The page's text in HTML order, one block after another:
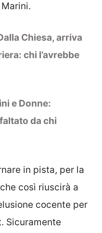
Chiesa, arriva
chi l’avrebbe
e Donne:
da chi
in pista, per la
così riuscirà a
cocente per
Sicuramente